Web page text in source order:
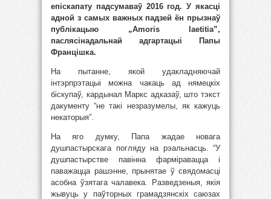
епіскапату падсумаваў 2016 год. У якасці
адной з самых важных падзей ён прызнаў
публікацыю „Amoris laetitia”,
паслясінадальнай адгартацыі Папы
Францішка.
На пытанне, якой удакладняючай
інтэрпрэтацыі можна чакаць ад нямецкіх
біскупаў, кардынал Маркс адказаў, што тэкст
дакументу “не такі незразумелы, як кажуць
некаторыя”.
На яго думку, Папа жадае новага
душпастырскага погляду на рэальнасць. “У
душпастырстве павінна фарміравацца і
паважацца рашэнне, прынятае ў свядомасці
асобна ўзятага чалавека. Разведзеныя, якія
жывуць у паўторных грамадзянскіх саюзах